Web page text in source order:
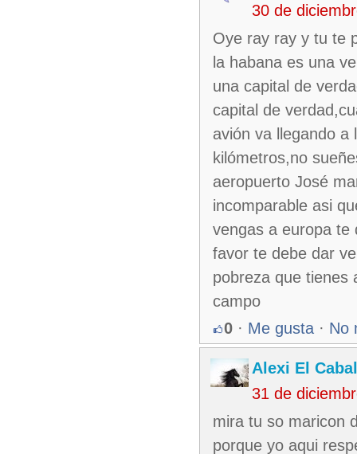
30 de
Oye ray ray y tu te
la habana es una
una capital de
capital de
avión va llegando a
kilómetros,no
aeropuerto José
incomparable asi
vengas a europa te
favor te debe dar
pobreza que tienes
campo
0 · Me gusta · No
Alexi El
31 de
mira tu so maricon
porque yo aqui